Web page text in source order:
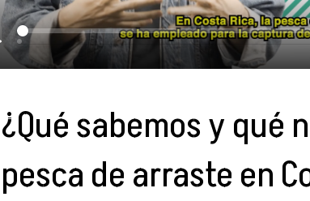
¿Qué sabemos y qué
pesca de arraste en